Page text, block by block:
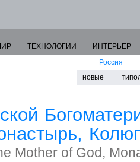
ТЕХНОЛОГИИ
ИНТЕРЬЕР
Россия
новые
Mother of God,